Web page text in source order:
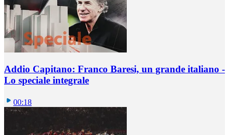
Addio Capitano: Franco Baresi, un grande italiano -
Lo speciale integrale
00:18